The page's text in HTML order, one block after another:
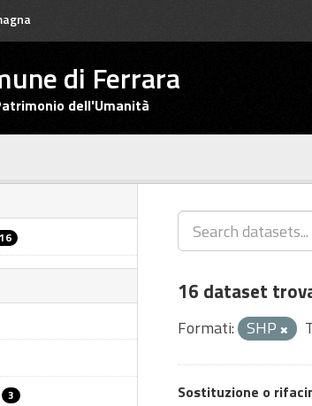
di Ferrara
dell'Umanità
16
3
16 dataset
Formati: SHP
Sostituzione o